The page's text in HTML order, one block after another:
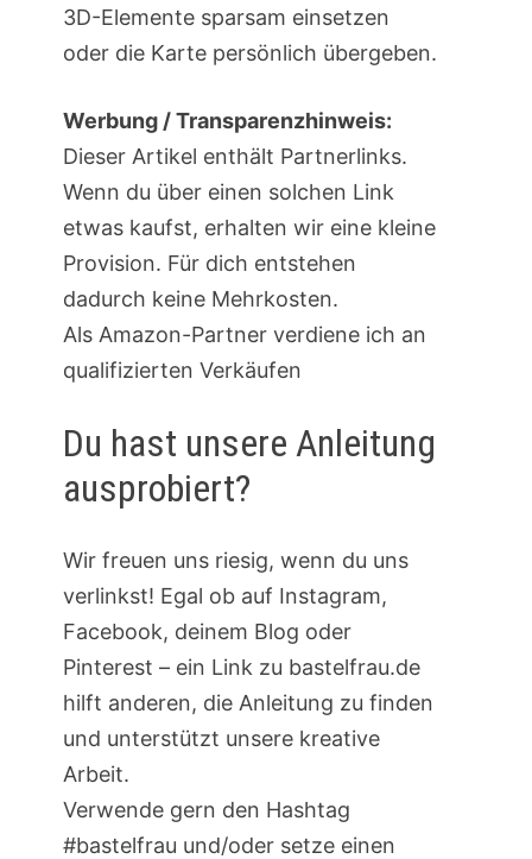
3D-Elemente sparsam einsetzen
oder die Karte persönlich übergeben.
Werbung / Transparenzhinweis:
Dieser Artikel enthält Partnerlinks.
Wenn du über einen solchen Link
etwas kaufst, erhalten wir eine kleine
Provision. Für dich entstehen
dadurch keine Mehrkosten.
Als Amazon-Partner verdiene ich an
qualifizierten Verkäufen
Du hast unsere Anleitung
ausprobiert?
Wir freuen uns riesig, wenn du uns
verlinkst! Egal ob auf Instagram,
Facebook, deinem Blog oder
Pinterest – ein Link zu bastelfrau.de
hilft anderen, die Anleitung zu finden
und unterstützt unsere kreative
Arbeit.
Verwende gern den Hashtag
#bastelfrau und/oder setze einen